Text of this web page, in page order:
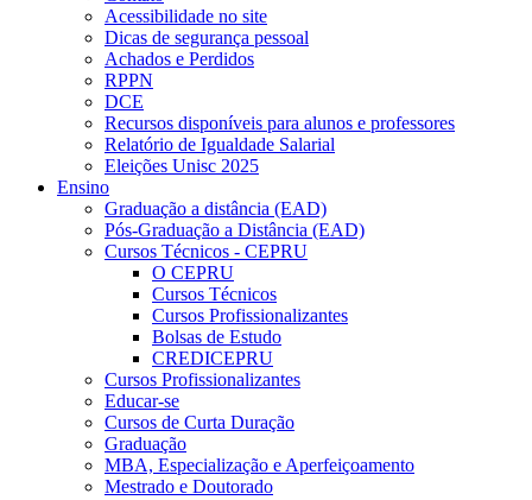
Acessibilidade no site
Dicas de segurança pessoal
Achados e Perdidos
RPPN
DCE
Recursos disponíveis para alunos e professores
Relatório de Igualdade Salarial
Eleições Unisc 2025
Ensino
Graduação a distância (EAD)
Pós-Graduação a Distância (EAD)
Cursos Técnicos - CEPRU
O CEPRU
Cursos Técnicos
Cursos Profissionalizantes
Bolsas de Estudo
CREDICEPRU
Cursos Profissionalizantes
Educar-se
Cursos de Curta Duração
Graduação
MBA, Especialização e Aperfeiçoamento
Mestrado e Doutorado